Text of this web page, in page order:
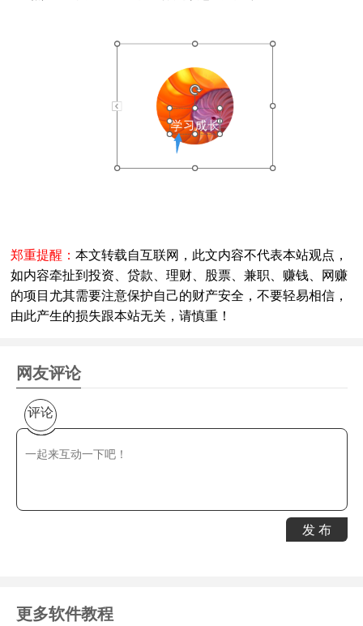
郑重提醒： 本文转载自互联网，此文内容不代表本站观点，
如内容牵扯到投资、贷款、理财、股票、兼职、赚钱、网赚
的项目尤其需要注意保护自己的财产安全，不要轻易相信，
由此产生的损失跟本站无关，请慎重！
网友评论
评论
发 布
更多软件教程